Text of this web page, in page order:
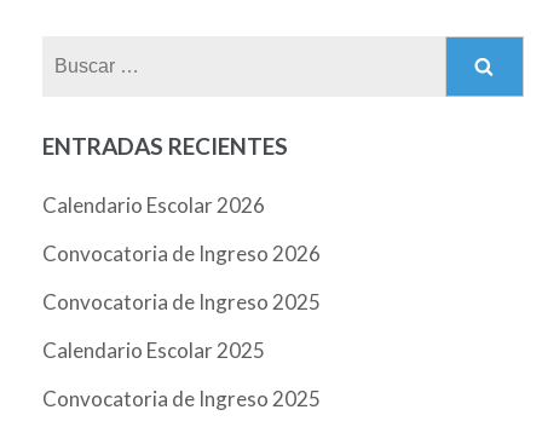
ENTRADAS RECIENTES
Calendario Escolar 2026
Convocatoria de Ingreso 2026
Convocatoria de Ingreso 2025
Calendario Escolar 2025
Convocatoria de Ingreso 2025